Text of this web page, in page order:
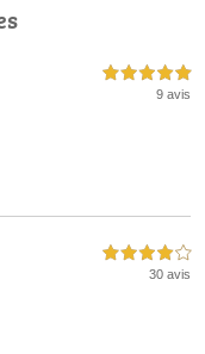
5,0 étoiles sur 5
9 avis
4,0 étoiles sur 5
30 avis